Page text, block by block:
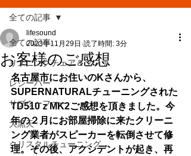
全ての記事
リスニングチェア＆ソファ
レシーバー
サブウーファー
大黒天
クリスタルチューニング
全ての記事
お客様のご感想
lifesound
2023年11月29日 読了時間: 3分
名古屋市にお住いのKさんから、
SUPERNATURALチューニングされた
TD510ｚMK2ご感想を頂きました。今
年の２月にお部屋掃除に来たクリーニ
ング業者がスピーカーを転倒させて修
理。その後、アクシデントが起き、再